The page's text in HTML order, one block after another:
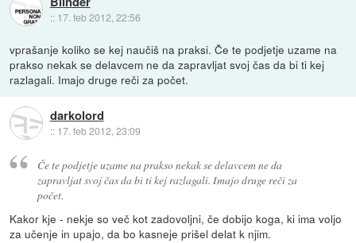
:: 17. feb 2012, 22:56
vprašanje koliko se kej naučiš na praksi. Če te podjetje uzame na
prakso nekak se delavcem ne da zapravljat svoj čas da bi ti kej
razlagali. Imajo druge reči za počet.
darkolord
:: 17. feb 2012, 23:09
Če te podjetje uzame na prakso nekak se delavcem ne da
zapravljat svoj čas da bi ti kej razlagali. Imajo druge reči za
počet.
Kakor kje - nekje so več kot zadovoljni, če dobijo koga, ki ima voljo
za učenje in upajo, da bo kasneje prišel delat k njim.